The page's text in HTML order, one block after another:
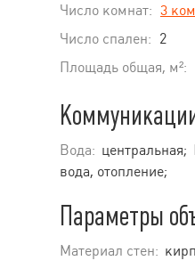
Число комнат: 3
Число спален: 2
Площадь общая, м²:
Вода: центральная;
вода, отопление;
Параметры
Материал стен: